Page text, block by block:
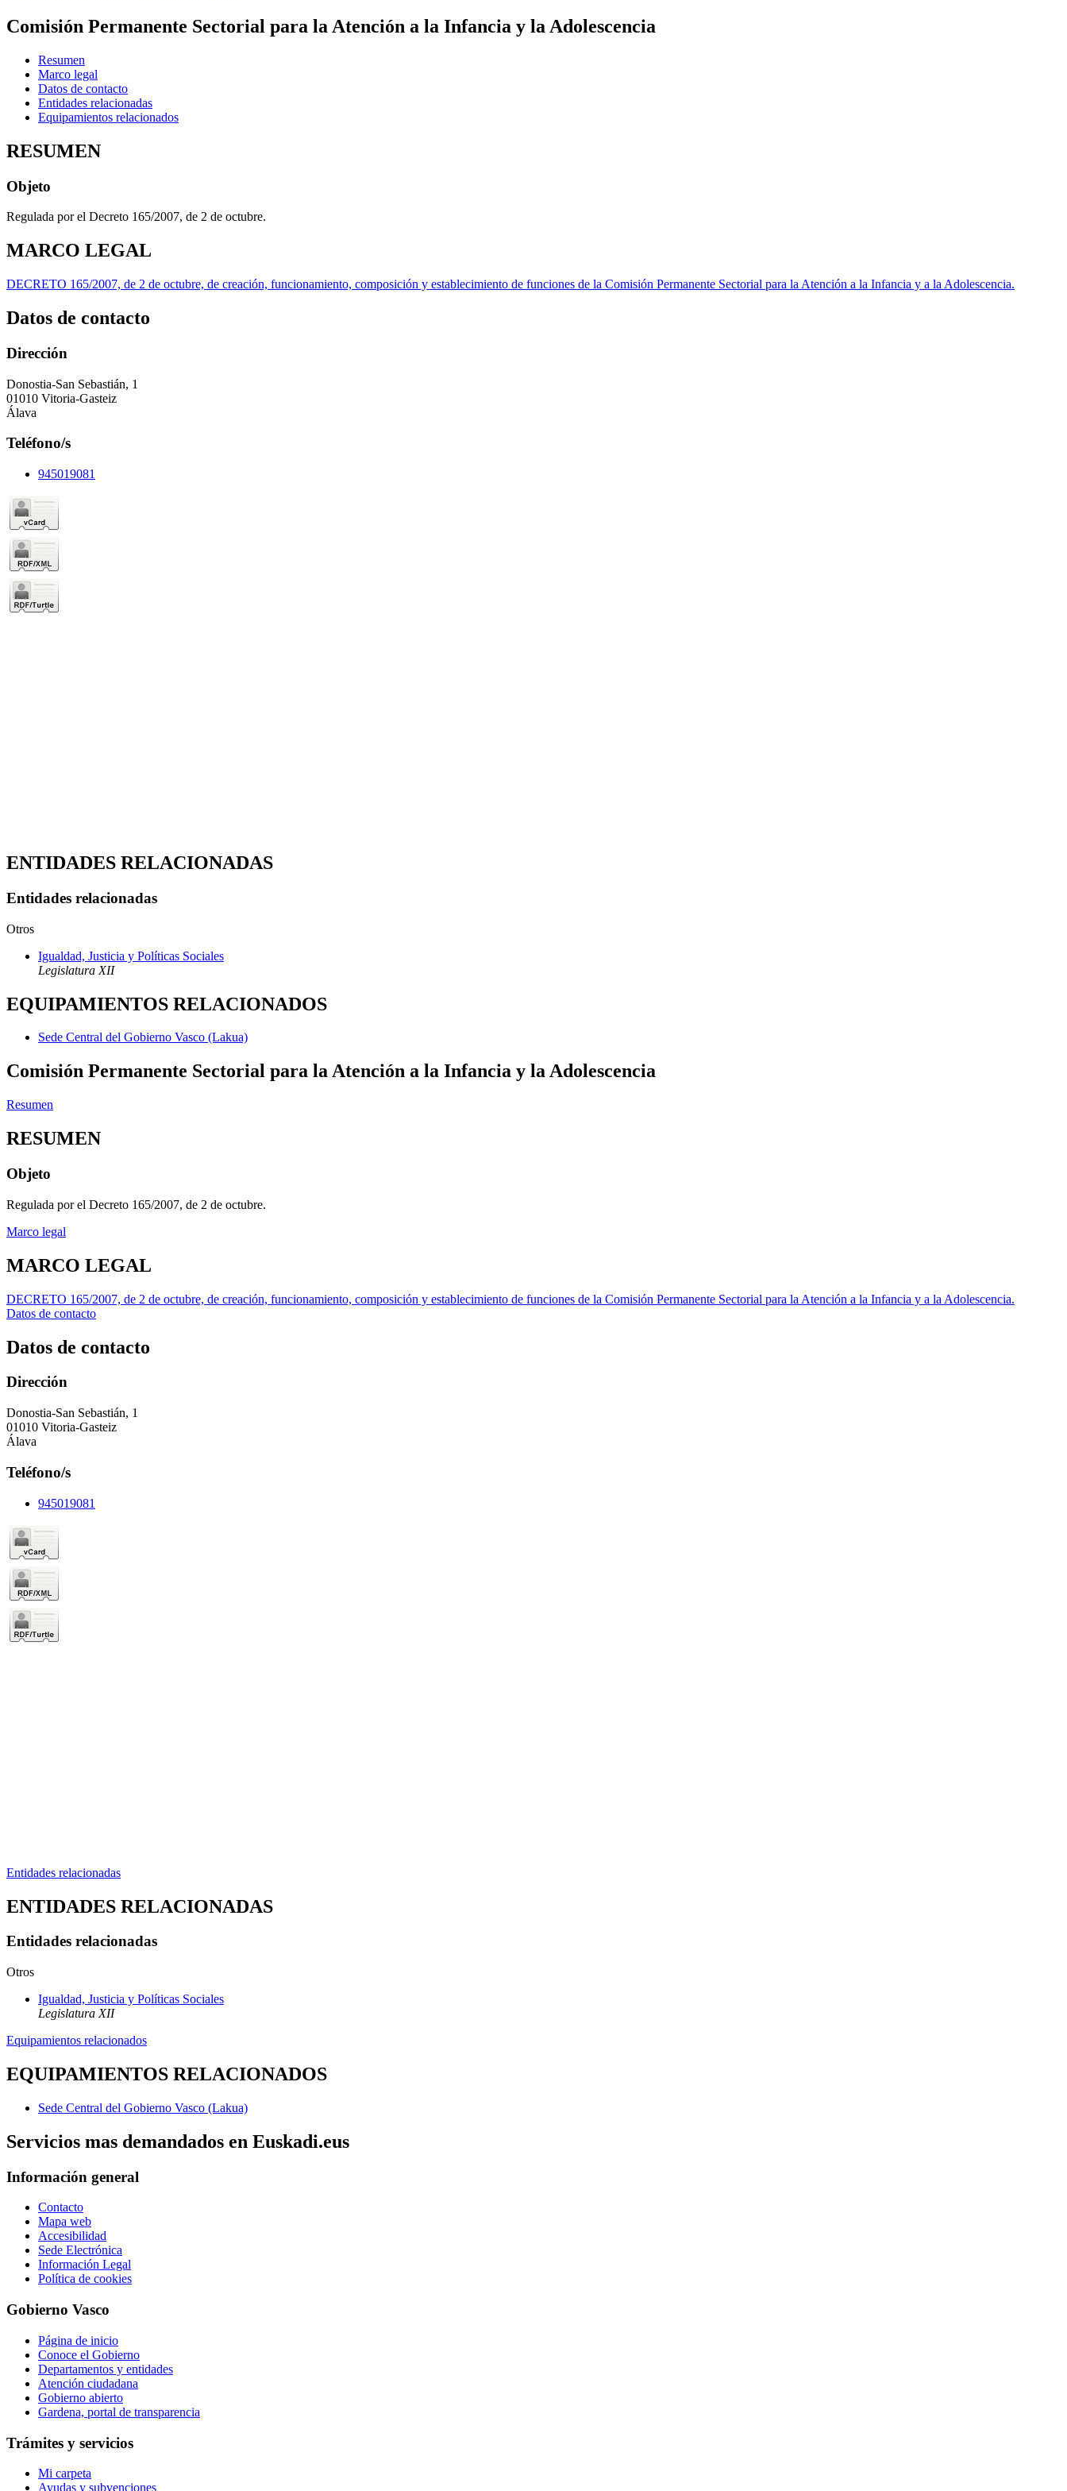
Comisión Permanente Sectorial para la Atención a la Infancia y la Adolescencia
Resumen
Marco legal
Datos de contacto
Entidades relacionadas
Equipamientos relacionados
RESUMEN
Objeto
Regulada por el Decreto 165/2007, de 2 de octubre.
MARCO LEGAL
DECRETO 165/2007, de 2 de octubre, de creación, funcionamiento, composición y establecimiento de funciones de la Comisión Permanente Sectorial para la Atención a la Infancia y a la Adolescencia.
Datos de contacto
Dirección
Donostia-San Sebastián, 1
01010 Vitoria-Gasteiz
Álava
Teléfono/s
945019081
ENTIDADES RELACIONADAS
Entidades relacionadas
Otros
Igualdad, Justicia y Políticas Sociales
Legislatura XII
EQUIPAMIENTOS RELACIONADOS
Sede Central del Gobierno Vasco (Lakua)
Comisión Permanente Sectorial para la Atención a la Infancia y la Adolescencia
Resumen
RESUMEN
Objeto
Regulada por el Decreto 165/2007, de 2 de octubre.
Marco legal
MARCO LEGAL
DECRETO 165/2007, de 2 de octubre, de creación, funcionamiento, composición y establecimiento de funciones de la Comisión Permanente Sectorial para la Atención a la Infancia y a la Adolescencia.
Datos de contacto
Datos de contacto
Dirección
Donostia-San Sebastián, 1
01010 Vitoria-Gasteiz
Álava
Teléfono/s
945019081
Entidades relacionadas
ENTIDADES RELACIONADAS
Entidades relacionadas
Otros
Igualdad, Justicia y Políticas Sociales
Legislatura XII
Equipamientos relacionados
EQUIPAMIENTOS RELACIONADOS
Sede Central del Gobierno Vasco (Lakua)
Servicios mas demandados en Euskadi.eus
Información general
Contacto
Mapa web
Accesibilidad
Sede Electrónica
Información Legal
Política de cookies
Gobierno Vasco
Página de inicio
Conoce el Gobierno
Departamentos y entidades
Atención ciudadana
Gobierno abierto
Gardena, portal de transparencia
Trámites y servicios
Mi carpeta
Ayudas y subvenciones